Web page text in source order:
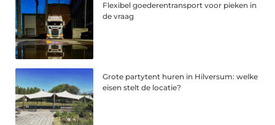
Flexibel goederentransport voor pieken in
de vraag
Grote partytent huren in Hilversum: welke
eisen stelt de locatie?